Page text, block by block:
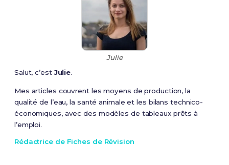
Julie
Salut, c’estJulie.
Mes articles couvrent les moyens de production, la
qualité de l’eau, la santé animale et les bilans technico-
économiques, avec des modèles de tableaux prêts à
l’emploi.
Rédactrice de Fiches de Révision